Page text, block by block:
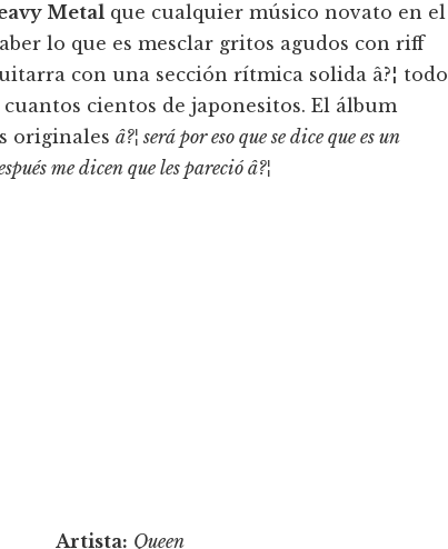
Metal que cualquier músico novato en el
lo que es mesclar gritos agudos con riff
con una sección rí­tmica solida â?¦ todo
cientos de japonesitos. El álbum
originales â?¦ será por eso que se dice que es un
me dicen que les pareció â?¦
Artista: Queen